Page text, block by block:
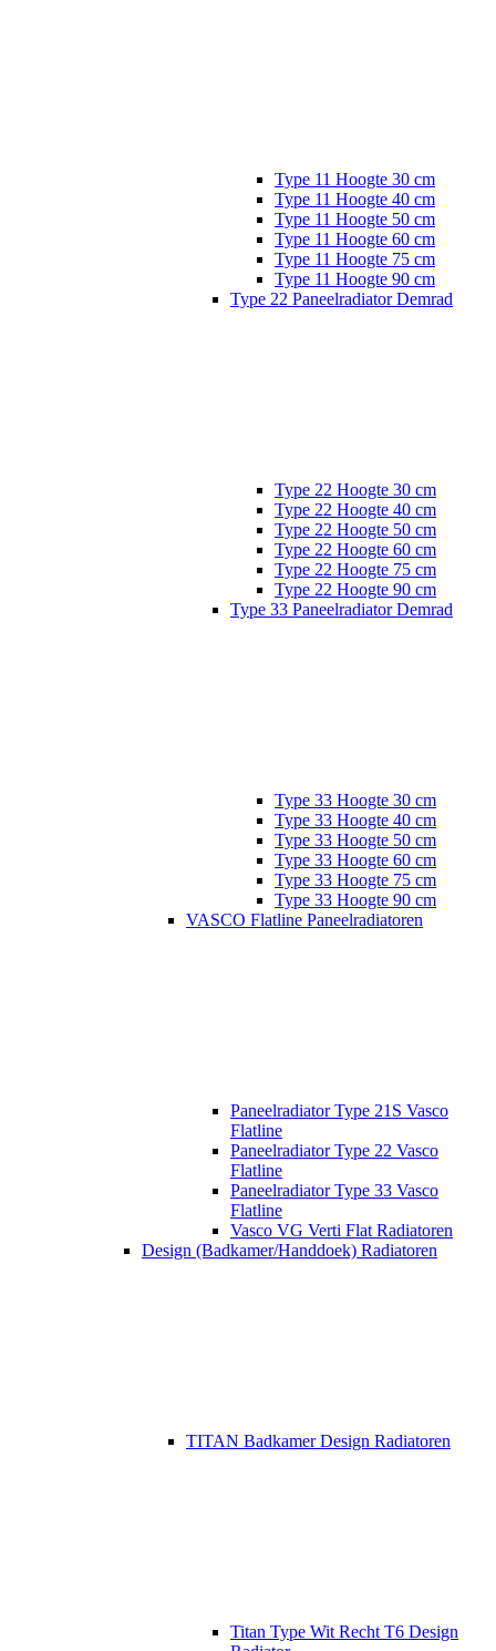
Type 11 Hoogte 30 cm
Type 11 Hoogte 40 cm
Type 11 Hoogte 50 cm
Type 11 Hoogte 60 cm
Type 11 Hoogte 75 cm
Type 11 Hoogte 90 cm
Type 22 Paneelradiator Demrad
Type 22 Hoogte 30 cm
Type 22 Hoogte 40 cm
Type 22 Hoogte 50 cm
Type 22 Hoogte 60 cm
Type 22 Hoogte 75 cm
Type 22 Hoogte 90 cm
Type 33 Paneelradiator Demrad
Type 33 Hoogte 30 cm
Type 33 Hoogte 40 cm
Type 33 Hoogte 50 cm
Type 33 Hoogte 60 cm
Type 33 Hoogte 75 cm
Type 33 Hoogte 90 cm
VASCO Flatline Paneelradiatoren
Paneelradiator Type 21S Vasco
Flatline
Paneelradiator Type 22 Vasco
Flatline
Paneelradiator Type 33 Vasco
Flatline
Vasco VG Verti Flat Radiatoren
Design (Badkamer/Handdoek) Radiatoren
TITAN Badkamer Design Radiatoren
Titan Type Wit Recht T6 Design